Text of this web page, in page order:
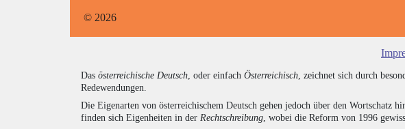
© 2026
Das österreichische Deutsch , oder einfach Österreichisch , zeichnet sich durch
Redewendungen.
Die Eigenarten von österreichischem Deutsch gehen jedoch über den Wortschatz
finden sich Eigenheiten in der Rechtschreibung , wobei die Reform von 1996